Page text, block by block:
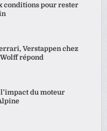
conditions pour rester
Verstappen chez
répond
du moteur